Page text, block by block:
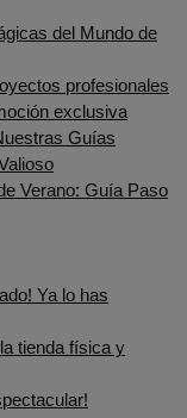
del Mundo de
profesionales
exclusiva
Guías
Verano: Guía Paso
Ya lo has
tienda física y